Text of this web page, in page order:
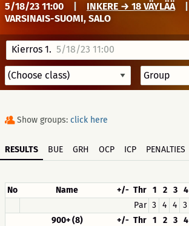
5/18/23 11:00 INKERE → 18 VÄYLÄÄ
VARSINAIS-SUOMI, SALO
Kierros 1. 5/18/23 11:00
Show groups: click here
RESULTS BUE GRH OCP ICP PENALTIES
No Name +/- Thr 1 2 3 4
Par 3 4 4 3
900+ (8)
+/- Thr 1 2 3 4